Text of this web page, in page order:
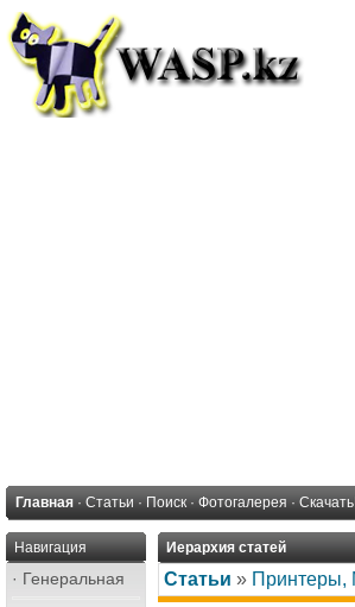
Главная · Статьи · Поиск · Фотогалерея ·
Навигация
· Генеральная
Иерархия статей
Статьи » Принтеры,